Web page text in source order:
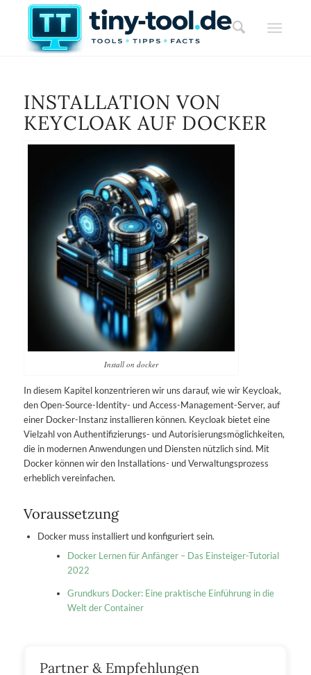
INSTALLATION VON
KEYCLOAK AUF DOCKER
Install on docker
In diesem Kapitel konzentrieren wir uns darauf, wie wir Keycloak,
den Open-Source-Identity- und Access-Management-Server, auf
einer Docker-Instanz installieren können. Keycloak bietet eine
Vielzahl von Authentifizierungs- und Autorisierungsmöglichkeiten,
die in modernen Anwendungen und Diensten nützlich sind. Mit
Docker können wir den Installations- und Verwaltungsprozess
erheblich vereinfachen.
Voraussetzung
Docker muss installiert und konfiguriert sein.
Docker Lernen für Anfänger – Das Einsteiger-Tutorial
2022
Grundkurs Docker: Eine praktische Einführung in die
Welt der Container
Partner & Empfehlungen